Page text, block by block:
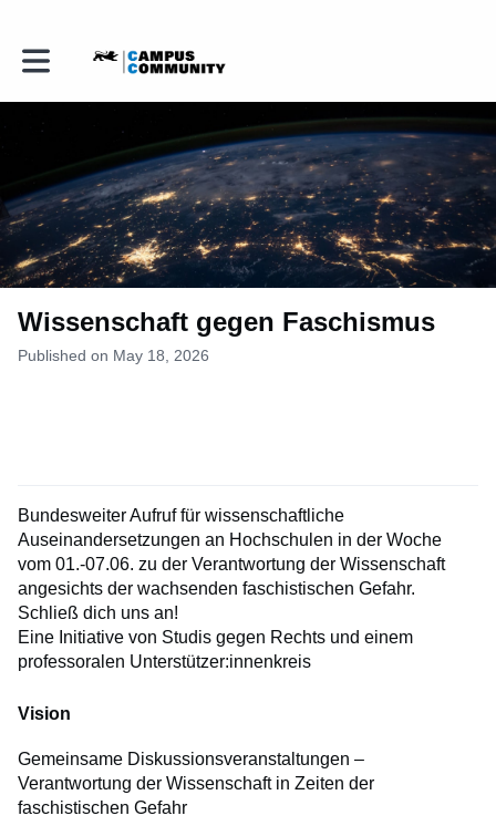
Toggle main navigation
Wissenschaft gegen Faschismus
Published on May 18, 2026
Bundesweiter Aufruf für wissenschaftliche
Auseinandersetzungen an Hochschulen in der Woche
vom 01.-07.06. zu der Verantwortung der Wissenschaft
angesichts der wachsenden faschistischen Gefahr.
Schließ dich uns an!
Eine Initiative von Studis gegen Rechts und einem
professoralen Unterstützer:innenkreis
Vision
Gemeinsame Diskussionsveranstaltungen –
Verantwortung der Wissenschaft in Zeiten der
faschistischen Gefahr